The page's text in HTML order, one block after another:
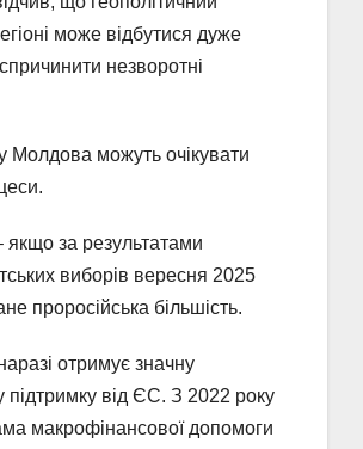
може відбутися дуже
незворотні
Молдова можуть очікувати
за результатами
виборів вересня 2025
проросійська більшість.
отримує значну
підтримку від ЄС. З 2022 року
макрофінансової допомоги